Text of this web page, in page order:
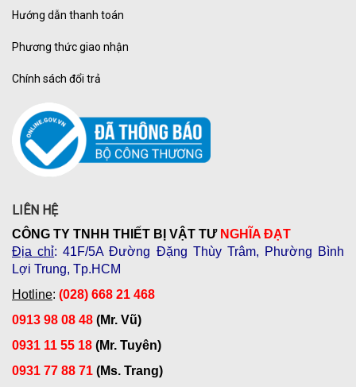
Hướng dẫn thanh toán
Phương thức giao nhận
Chính sách đổi trả
LIÊN HỆ
CÔNG TY TNHH THIẾT BỊ VẬT TƯ NGHĨA ĐẠT
Địa chỉ: 41F/5A Đường Đặng Thùy Trâm, Phường Bình
Lợi Trung, Tp.HCM
Hotline: (028) 668 21 468
0913 98 08 48 (Mr. Vũ)
0931 11 55 18 (Mr. Tuyên)
0931 77 88 71 (Ms. Trang)